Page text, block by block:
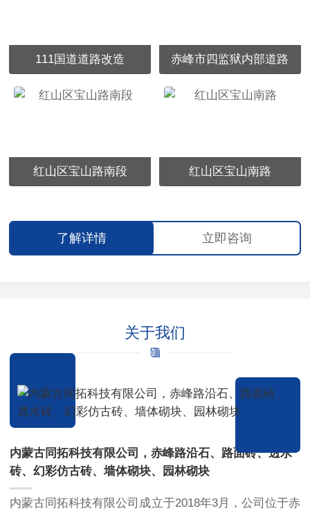
111国道道路改造 赤峰市四监狱内部道路
红山区宝山路南段 红山区宝山南路
了解详情 立即咨询
关于我们
内蒙古同拓科技有限公司，赤峰路沿石、路面砖、透水
砖、幻彩仿古砖、墙体砌块、园林砌块
内蒙古同拓科技有限公司成立于2018年3月，公司位于赤